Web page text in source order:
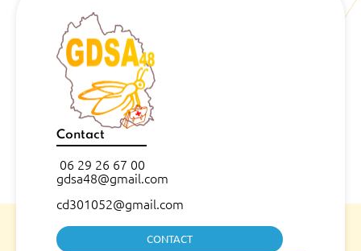
Contact
06 29 26 67 00
gdsa48@gmail.com
cd301052@gmail.com
CONTACT